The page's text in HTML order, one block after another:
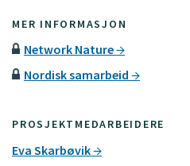
MER INFORMASJON
Network Nature
Nordisk samarbeid
PROSJEKTMEDARBEIDERE
Eva Skarbøvik